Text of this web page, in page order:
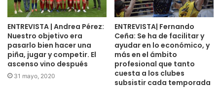
ENTREVISTA | Andrea Pérez:
Nuestro objetivo era
pasarlo bien hacer una
piña, jugar y competir. El
ascenso vino después
31 mayo, 2020
ENTREVISTA| Fernando
Ceña: Se ha de facilitar y
ayudar en lo económico, y
más en el ámbito
profesional que tanto
cuesta a los clubes
subsistir cada temporada